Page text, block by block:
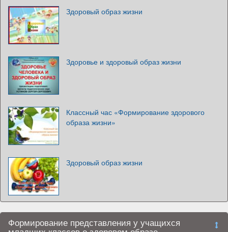
Здоровый образ жизни
Здоровье и здоровый образ жизни
Классный час «Формирование здорового
образа жизни»
Здоровый образ жизни
Формирование представления у учащихся